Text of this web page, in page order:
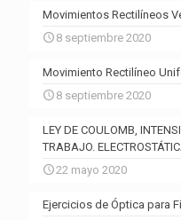
Movimientos Rectilíneos
8 septiembre 2020
Movimiento Rectilíneo
8 septiembre 2020
LEY DE COULOMB,
TRABAJO.
22 mayo 2020
Ejercicios de Óptica para